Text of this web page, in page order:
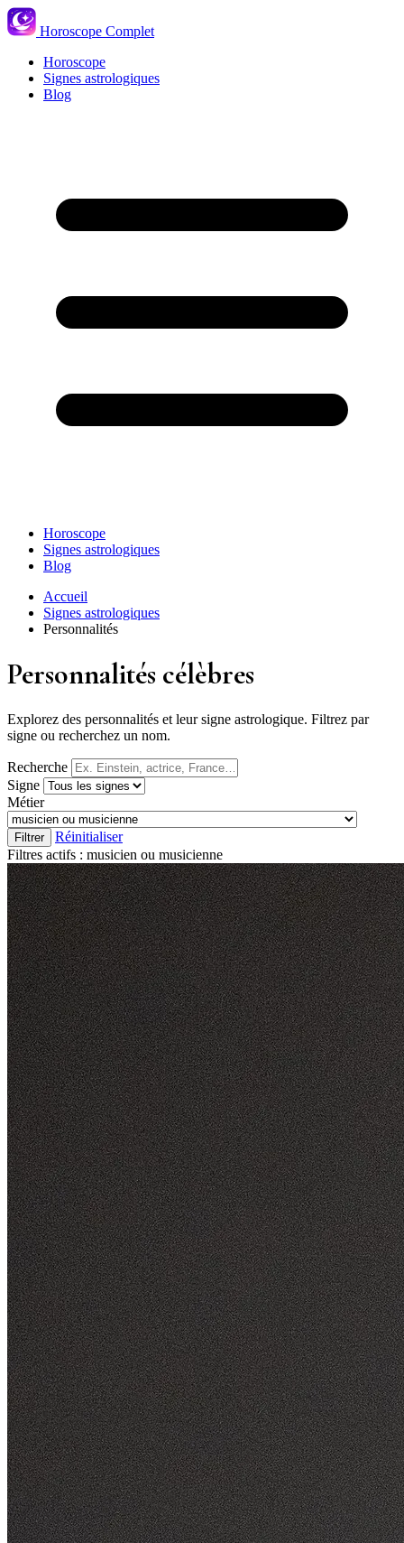
Horoscope Complet
Horoscope
Signes astrologiques
Blog
Horoscope
Signes astrologiques
Blog
Accueil
Signes astrologiques
Personnalités
Personnalités célèbres
Explorez des personnalités et leur signe astrologique. Filtrez par
signe ou recherchez un nom.
Recherche
Signe
Métier
Filtrer
Réinitialiser
Filtres actifs : musicien ou musicienne